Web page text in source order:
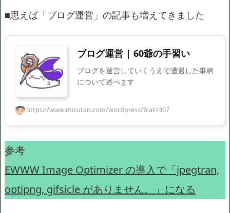
■思えば「ブログ運営」の記事も増えてきました
ブログ運営 | 60爺の手習い
ブログを運営していくうえで遭遇した事柄
について述べます
https://www.mizutan.com/wordpress/?cat=307
参考
EWWW Image Optimizer の導入で「jpegtran,
optipng, gifsicle がありません。」になる